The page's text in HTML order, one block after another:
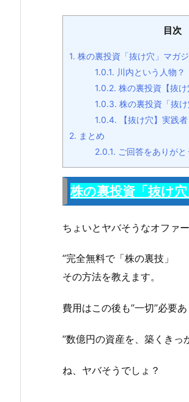
目次
1. 株の裏投資「抜け穴」マガ
1.0.1. 川内という人物？
1.0.2. 株の裏投資【抜
1.0.3. 株の裏投資「抜け
1.0.4. 【抜け穴】実践者
2. まとめ
2.0.1. ご回答をありがと
株の裏投資「抜け
ちょいとヤバそうなオファ
’’完全無料で「株の裏技」
その方法を教えます。
費用はこの後も’’一切’’必要
’’数億円の資産を、築くきっ
ね、ヤバそうでしょ？